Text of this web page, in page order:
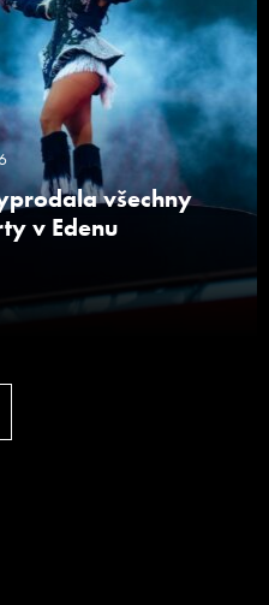
všechny
v Edenu